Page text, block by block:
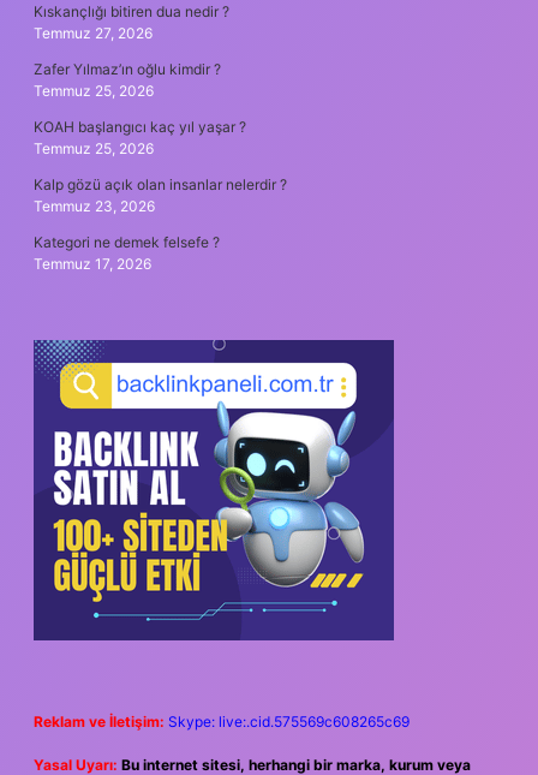
Kıskançlığı bitiren dua nedir ?
Temmuz 27, 2026
Zafer Yılmaz’ın oğlu kimdir ?
Temmuz 25, 2026
KOAH başlangıcı kaç yıl yaşar ?
Temmuz 25, 2026
Kalp gözü açık olan insanlar nelerdir ?
Temmuz 23, 2026
Kategori ne demek felsefe ?
Temmuz 17, 2026
Reklam ve İletişim: Skype: live:.cid.575569c608265c69
Yasal Uyarı: Bu internet sitesi, herhangi bir marka, kurum veya